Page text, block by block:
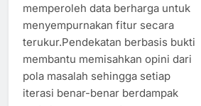
memperoleh data berharga untuk
menyempurnakan fitur secara
terukur.Pendekatan berbasis bukti
membantu memisahkan opini dari
pola masalah sehingga setiap
iterasi benar-benar berdampak